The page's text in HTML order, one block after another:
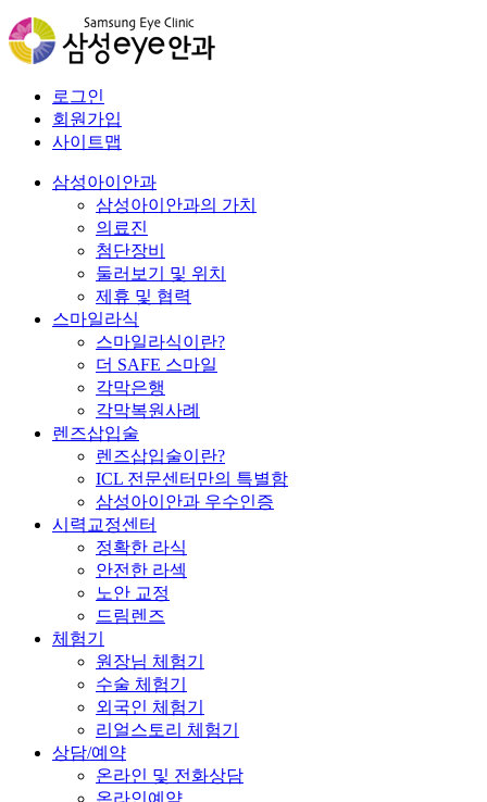
로그인
회원가입
사이트맵
삼성아이안과
삼성아이안과의 가치
의료진
첨단장비
둘러보기 및 위치
제휴 및 협력
스마일라식
스마일라식이란?
더 SAFE 스마일
각막은행
각막복원사례
렌즈삽입술
렌즈삽입술이란?
ICL 전문센터만의 특별함
삼성아이안과 우수인증
시력교정센터
정확한 라식
안전한 라섹
노안 교정
드림렌즈
체험기
원장님 체험기
수술 체험기
외국인 체험기
리얼스토리 체험기
상담/예약
온라인 및 전화상담
온라인예약